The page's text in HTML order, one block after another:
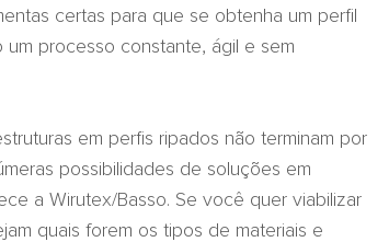
certas para que se obtenha um perfil
processo constante, ágil e sem
em perfis ripados não terminam por
possibilidades de soluções em
a Wirutex/Basso. Se você quer viabilizar
quais forem os tipos de materiais e